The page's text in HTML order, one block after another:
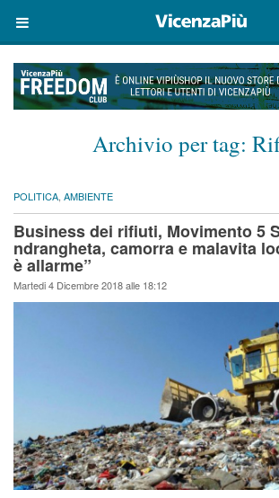
Archivio per tag:
POLITICA, AMBIENTE
Business dei rifiuti, Movimento 5
ndrangheta, camorra e malavita
è allarme”
Martedi 4 Dicembre 2018 alle 18:12